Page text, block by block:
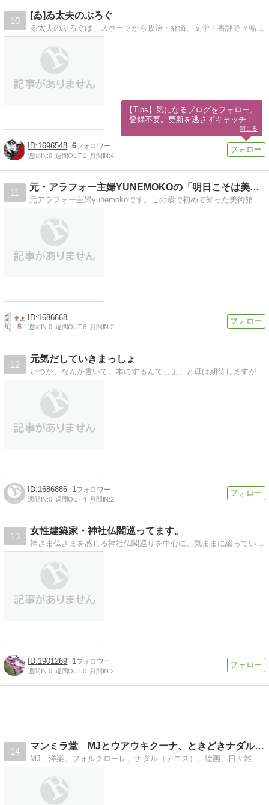
10
[ゐ]ゐ太夫のぶろぐ
1696548 6
週間IN:0 週間OUT:1 月間IN:4
11
元・アラフォー主婦YUNEMOKOの「明日こそは美術館上手！
元アラフォー主婦yunemokoです。この歳で初めて知った美術館巡りの楽しさ！無知すぎて行く先々で皆様にご迷惑をかけつつも、明日こそは美術館上手になりたいー！
1686668
週間IN:0 週間OUT:6 月間IN:2
12
元気だしていきまっしょ
いつか、なんか書いて、本にするんでしょ、と母は期待しますが、 フウテンの寅子さん、なまけもののコアラのような私。望みは、なんでん、かんでん書いているうちに…
1686886 1
週間IN:0 週間OUT:4 月間IN:2
13
女性建築家・神社仏閣巡ってます。
1901269 1
週間IN:0 週間OUT:0 月間IN:2
14
マンミラ堂 MJとウアウキクーナ、ときどきナダルの日々
MJ、洋楽、フォルクローレ、ナダル（テニス）、絵画、日々雑感をゆったり仮想カフェで語っています。
【Tips】気になるブログをフォロー。
登録不要。更新を逃さずキャッチ！
閉じる